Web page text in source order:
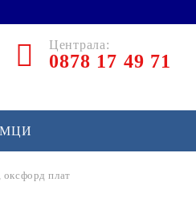
Централа:
0878 17 49 71
оксфорд плат